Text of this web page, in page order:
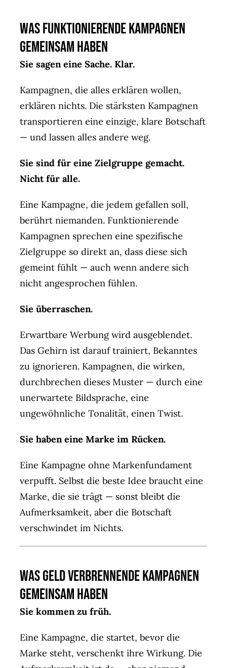
Was funktionierende Kampagnen
gemeinsam haben
Sie sagen eine Sache. Klar.
Kampagnen, die alles erklären wollen,
erklären nichts. Die stärksten Kampagnen
transportieren eine einzige, klare Botschaft
— und lassen alles andere weg.
Sie sind für eine Zielgruppe gemacht.
Nicht für alle.
Eine Kampagne, die jedem gefallen soll,
berührt niemanden. Funktionierende
Kampagnen sprechen eine spezifische
Zielgruppe so direkt an, dass diese sich
gemeint fühlt — auch wenn andere sich
nicht angesprochen fühlen.
Sie überraschen.
Erwartbare Werbung wird ausgeblendet.
Das Gehirn ist darauf trainiert, Bekanntes
zu ignorieren. Kampagnen, die wirken,
durchbrechen dieses Muster — durch eine
unerwartete Bildsprache, eine
ungewöhnliche Tonalität, einen Twist.
Sie haben eine Marke im Rücken.
Eine Kampagne ohne Markenfundament
verpufft. Selbst die beste Idee braucht eine
Marke, die sie trägt — sonst bleibt die
Aufmerksamkeit, aber die Botschaft
verschwindet im Nichts.
Was Geld verbrennende Kampagnen
gemeinsam haben
Sie kommen zu früh.
Eine Kampagne, die startet, bevor die
Marke steht, verschenkt ihre Wirkung. Die